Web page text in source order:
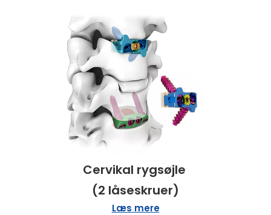
Cervikal rygsøjle
(2 låseskruer)
Læs mere